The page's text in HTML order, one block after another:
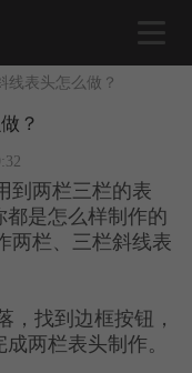
线表头怎么做？
？
到两栏三栏的表
都是怎么样制作的
两栏、三栏斜线表
，找到边框按钮，
两栏表头制作。